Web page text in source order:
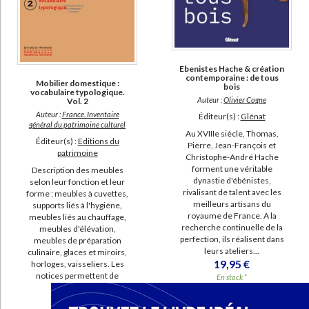
SUPPORT
livre (146)
coffret (3)
poche (2)
revue (1)
SÉRIE
Inventaire général des meubles du château et dehors de Versailles :
1785 (3)
Chefs-d'oeuvre des marqueteurs (1)
DID, the international directory of architecture and design (1)
Le Mobilier royal français (1)
Mobilier domestique :
vocabulaire typologique.
Vol. 2
Auteur :France. Inventaire
général du patrimoine culturel
Éditeur(s) :Editions du
patrimoine
Description des meubles
selon leur fonction et leur
forme : meubles à cuvettes,
supports liés à l'hygiène,
meubles liés au chauffage,
meubles d'élévation,
meubles de préparation
culinaire, glaces et miroirs,
horloges, vaisseliers. Les
notices permettent de
retrouver ...
60,00 €
Ebenistes Hache & création
contemporaine : de tous
bois
Auteur :Olivier Cogne
Éditeur(s) : Glénat
Au XVIIIe siècle, Thomas,
Pierre, Jean-François et
Christophe-André Hache
forment une véritable
dynastie d'ébénistes,
rivalisant de talent avec les
meilleurs artisans du
royaume de France. A la
recherche continuelle de la
perfection, ils réalisent dans
leurs ateliers...
19,95 €
En stock *